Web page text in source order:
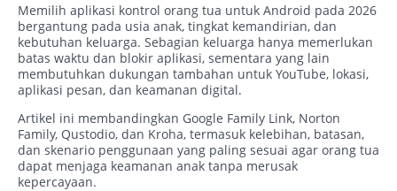
Memilih aplikasi kontrol orang tua untuk Android pada 2026
bergantung pada usia anak, tingkat kemandirian, dan
kebutuhan keluarga. Sebagian keluarga hanya memerlukan
batas waktu dan blokir aplikasi, sementara yang lain
membutuhkan dukungan tambahan untuk YouTube, lokasi,
aplikasi pesan, dan keamanan digital.
Artikel ini membandingkan Google Family Link, Norton
Family, Qustodio, dan Kroha, termasuk kelebihan, batasan,
dan skenario penggunaan yang paling sesuai agar orang tua
dapat menjaga keamanan anak tanpa merusak
kepercayaan.